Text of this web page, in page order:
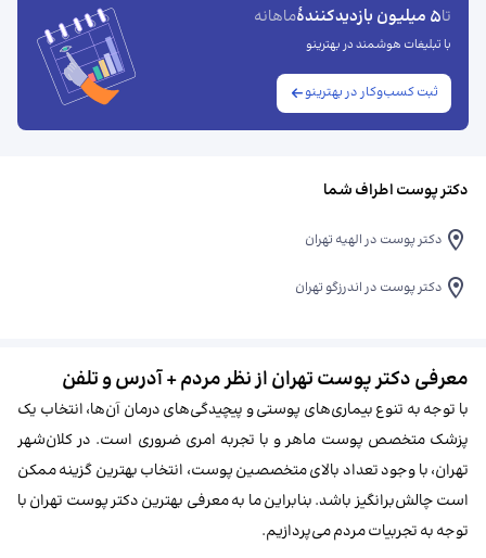
تا5 میلیون بازدیدکنندهٔ ماهانه
با تبلیغات هوشمند در بهترینو
ثبت کسب‌وکار در بهترینو
دکتر پوست اطراف شما
دکتر پوست در الهیه تهران
دکتر پوست در اندرزگو تهران
معرفی دکتر پوست تهران از نظر مردم + آدرس و تلفن
با توجه به تنوع بیماری‌های پوستی و پیچیدگی‌های درمان آن‌ها، انتخاب یک
پزشک متخصص پوست ماهر و با تجربه امری ضروری است. در کلان‌شهر
تهران، با وجود تعداد بالای متخصصین پوست، انتخاب بهترین گزینه ممکن
است چالش‌برانگیز باشد. بنابراین ما به معرفی بهترین دکتر پوست تهران با
توجه به تجربیات مردم می‌پردازیم.